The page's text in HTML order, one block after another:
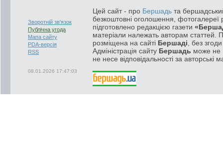
Зворотній зв'язок
Публічна угода
Мапа сайту
PDA-версія
RSS
08.01.2026 17:47:03
Цей сайт - про Бершадь та
безкоштовні оголошення, фотогалереї
підготовлено редакцією газети
матеріали належать авторам статтей.
розміщена на сайті Бершаді , без
Адміністрація сайту Бершадь може не
не несе відповідальності за авторські